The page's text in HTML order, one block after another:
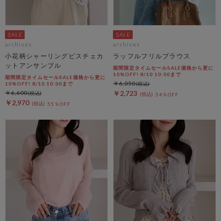
archives
小花柄シャーリングビスチェカ
ットアンサンブル
期間限定タイムセールSALE価格から更に
10%OFF! 8/10 10:00まで
￥2,970 55％OFF
￥6,600
archives
ラッフルフリルブラウス
期間限定タイムセールSALE価格から更に
10%OFF! 8/10 10:00まで
￥2,723 54％OFF
￥6,050